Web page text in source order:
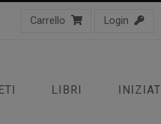
Carrello Login
LIBRI